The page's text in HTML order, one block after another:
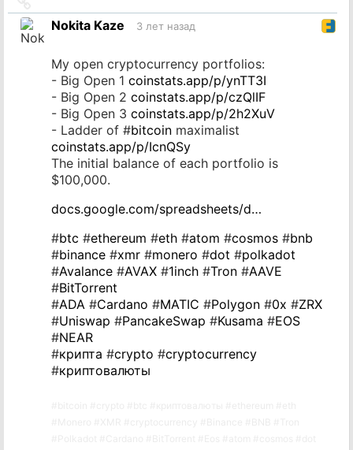
на
источник
Nokita Kaze 3 лет назад
My open cryptocurrency portfolios:
- Big Open 1 coinstats.app/p/ynTT3I
- Big Open 2 coinstats.app/p/czQlIF
- Big Open 3 coinstats.app/p/2h2XuV
- Ladder of #bitcoin maximalist
coinstats.app/p/IcnQSy
The initial balance of each portfolio is
$100,000.
docs.google.com/spreadsheets/d…
#btc #ethereum #eth #atom #cosmos #bnb
#binance #xmr #monero #dot #polkadot
#Avalance #AVAX #1inch #Tron #AAVE
#BitTorrent
#ADA #Cardano #MATIC #Polygon #0x #ZRX
#Uniswap #PancakeSwap #Kusama #EOS
#NEAR
#крипта #crypto #cryptocurrency
#криптовалюты